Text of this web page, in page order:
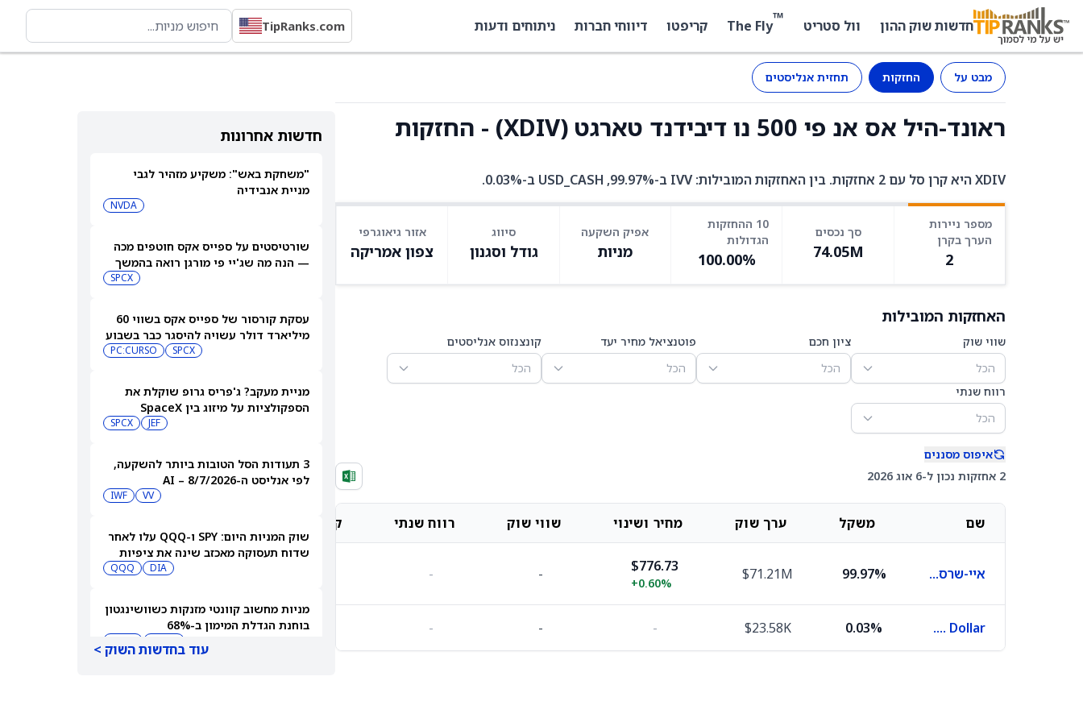
חדשות שוק ההון וול סטריט ™
The Fly קריפטו דיווחי חברות ניתוחים ודעות TipRanks.com
מבט על החזקות תחזית אנליסטים
ראונד-היל אס אנ פי 500 נו דיבידנד טארגט (XDIV) - החזקות
XDIV היא קרן סל עם 2 אחזקות. בין האחזקות המובילות: IVV ב-99.97%, USD_CASH ב-0.03%.
מספר ניירות
הערך בקרן
2
סך נכסים
74.05M
10 ההחזקות
הגדולות
100.00%
אפיק השקעה
מניות
סיווג
גודל וסגנון
אזור גיאוגרפי
צפון אמריקה
האחזקות המובילות
שווי שוק
הכל
ציון חכם
הכל
פוטנציאל מחיר יעד
הכל
קונצנזוס אנליסטים
הכל
רווח שנתי
הכל
איפוס מסננים
2 אחזקות נכון ל-6 אוג 2026
שם משקל ערך שוק מחיר ושינוי שווי שוק רווח שנתי קונצנזוס אנליסטים
איי-שרס קור S&P 500 99.97%
$71.21M
$776.73
+0.60%
-
-
-
U.S. Dollar
0.03%
$23.58K
-
-
-
-
חדשות אחרונות
"משחקת באש": משקיע מזהיר לגבי
מניית אנבידיה
NVDA
שורטיסטים על ספייס אקס חוטפים מכה
— הנה מה שג'יי פי מורגן רואה בהמשך
SPCX
עסקת קורסור של ספייס אקס בשווי 60
מיליארד דולר עשויה להיסגר כבר בשבוע
SPCX
PC:CURSO
מניית מעקב? ג'פריס גרופ שוקלת את
הספקולציות על מיזוג בין SpaceX
JEF
SPCX
3 תעודות הסל הטובות ביותר להשקעה,
לפי אנליסט ה-AI – 8/7/2026
VV
IWF
שוק המניות היום: SPY ו-QQQ עלו לאחר
שדוח תעסוקה מאכזב שינה את ציפיות
DIA
QQQ
מניות מחשוב קוונטי מזנקות כשוושינגטון
בוחנת הגדלת המימון ב-68%
עוד בחדשות השוק >